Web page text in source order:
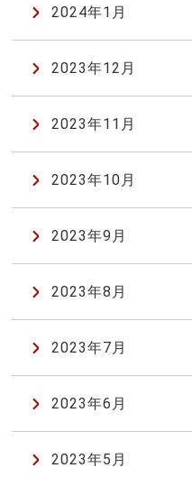
2024年1月
2023年12月
2023年11月
2023年10月
2023年9月
2023年8月
2023年7月
2023年6月
2023年5月